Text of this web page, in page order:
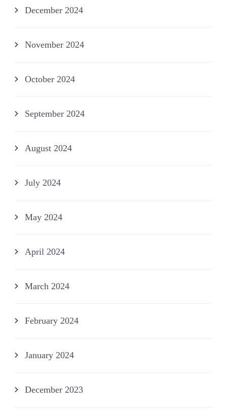
December 2024
November 2024
October 2024
September 2024
August 2024
July 2024
May 2024
April 2024
March 2024
February 2024
January 2024
December 2023